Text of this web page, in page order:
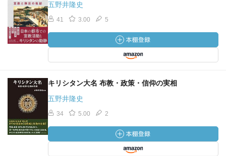
五野井隆史
41 3.00 5
キリシタン大名 布教・政策・信仰の実相
五野井隆史
34 5.00 2